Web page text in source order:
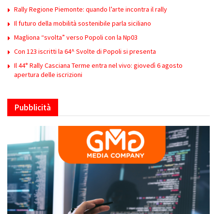
Rally Regione Piemonte: quando l’arte incontra il rally
Il futuro della mobilità sostenibile parla siciliano
Magliona “svolta” verso Popoli con la Np03
Con 123 iscritti la 64^ Svolte di Popoli si presenta
Il 44° Rally Casciana Terme entra nel vivo: giovedì 6 agosto
apertura delle iscrizioni
Pubblicità